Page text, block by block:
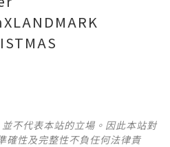
不代表本站的立場。因此本站對
確性及完整性不負任何法律責